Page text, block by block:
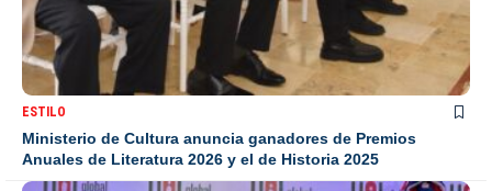
ESTILO
Ministerio de Cultura anuncia ganadores de Premios
Anuales de Literatura 2026 y el de Historia 2025